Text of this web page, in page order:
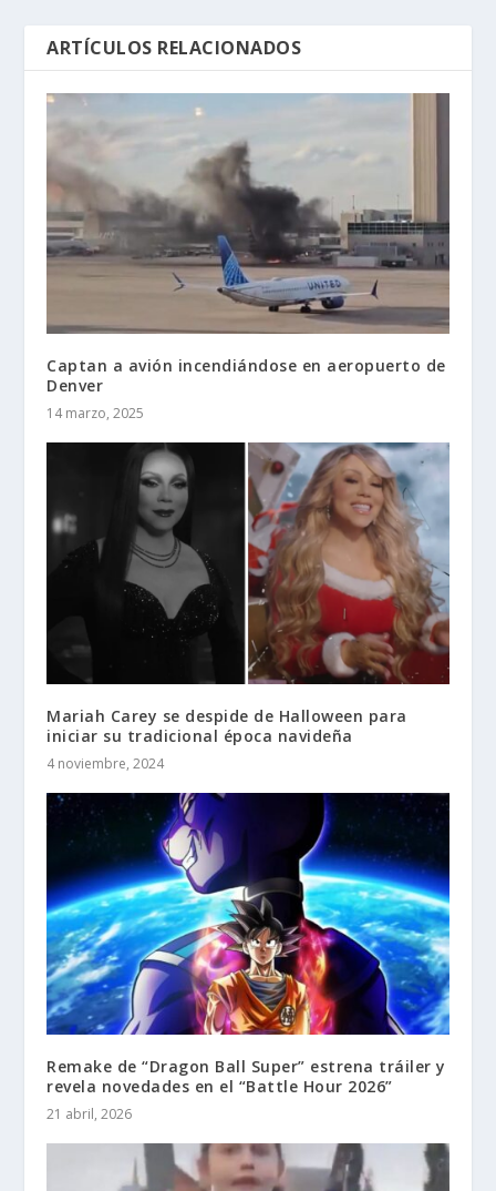
ARTÍCULOS RELACIONADOS
Captan a avión incendiándose en aeropuerto de
Denver
14 marzo, 2025
Mariah Carey se despide de Halloween para
iniciar su tradicional época navideña
4 noviembre, 2024
Remake de “Dragon Ball Super” estrena tráiler y
revela novedades en el “Battle Hour 2026”
21 abril, 2026